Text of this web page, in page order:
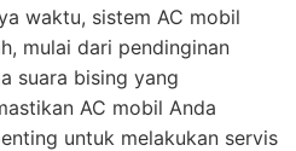
waktu, sistem AC mobil
mulai dari pendinginan
suara bising yang
AC mobil Anda
untuk melakukan servis